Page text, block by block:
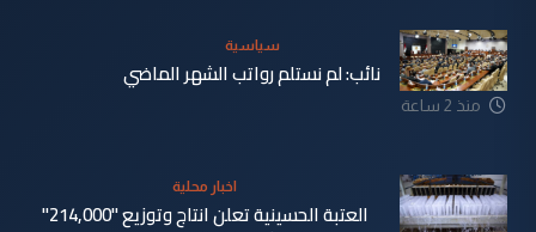
منذ 2 ساعة
سياسية
نائب: لم نستلم رواتب الشهر الماضي
اخبار محلية
العتبة الحسينية تعلن انتاج وتوزيع "214,000"